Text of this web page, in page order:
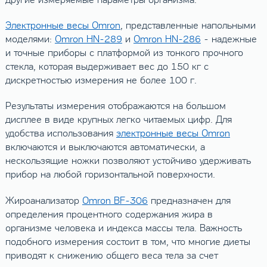
Электронные весы Omron, представленные напольными
моделями: Omron HN-289 и Omron HN-286 - надежные
и точные приборы с платформой из тонкого прочного
стекла, которая выдерживает вес до 150 кг с
дискретностью измерения не более 100 г.
Результаты измерения отображаются на большом
дисплее в виде крупных легко читаемых цифр. Для
удобства использования электронные весы Omron
включаются и выключаются автоматически, а
нескользящие ножки позволяют устойчиво удерживать
прибор на любой горизонтальной поверхности.
Жироанализатор Omron BF-306 предназначен для
определения процентного содержания жира в
организме человека и индекса массы тела. Важность
подобного измерения состоит в том, что многие диеты
приводят к снижению общего веса тела за счет